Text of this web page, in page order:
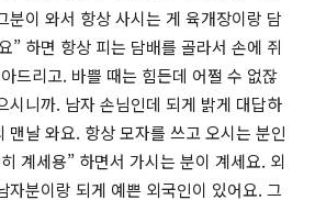
분이 와서 항상 사시는 게 육개장이랑 담
” 하면 항상 피는 담배를 골라서 손에 쥐
드리고. 바쁠 때는 힘든데 어쩔 수 없잖
시니까. 남자 손님인데 되게 밝게 대답하
맨날 와요. 항상 모자를 쓰고 오시는 분인
계세용” 하면서 가시는 분이 계세요. 외
자분이랑 되게 예쁜 외국인이 있어요. 그